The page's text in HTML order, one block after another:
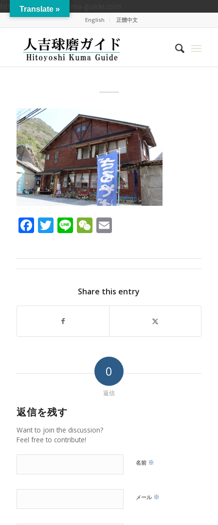
https://hitoyoshikuma-guide.com
English 正體中文
Facebook
Twitter
LineWeChat
Email
Share this entry
0
返信
返信を残す
Want to join the discussion?
Feel free to contribute!
名前 ※
メール ※
Translate »